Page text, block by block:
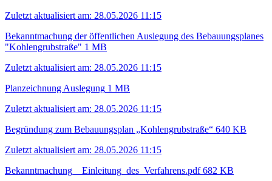
Zuletzt aktualisiert am: 28.05.2026 11:15
Bekanntmachung der öffentlichen Auslegung des Bebauungsplanes
"Kohlengrubstraße" 1 MB
Zuletzt aktualisiert am: 28.05.2026 11:15
Planzeichnung Auslegung 1 MB
Zuletzt aktualisiert am: 28.05.2026 11:15
Begründung zum Bebauungsplan „Kohlengrubstraße“ 640 KB
Zuletzt aktualisiert am: 28.05.2026 11:15
Bekanntmachung__Einleitung_des_Verfahrens.pdf682 KB